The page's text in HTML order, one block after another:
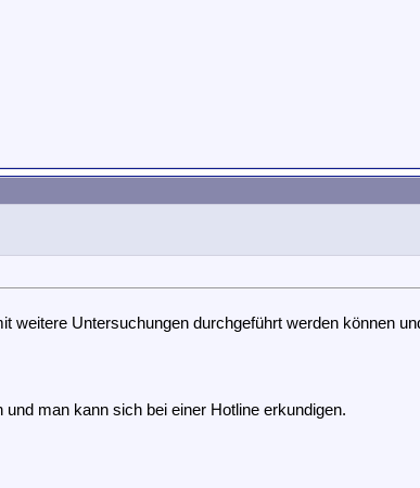
Untersuchungen durchgeführt werden können
man kann sich bei einer Hotline erkundigen.